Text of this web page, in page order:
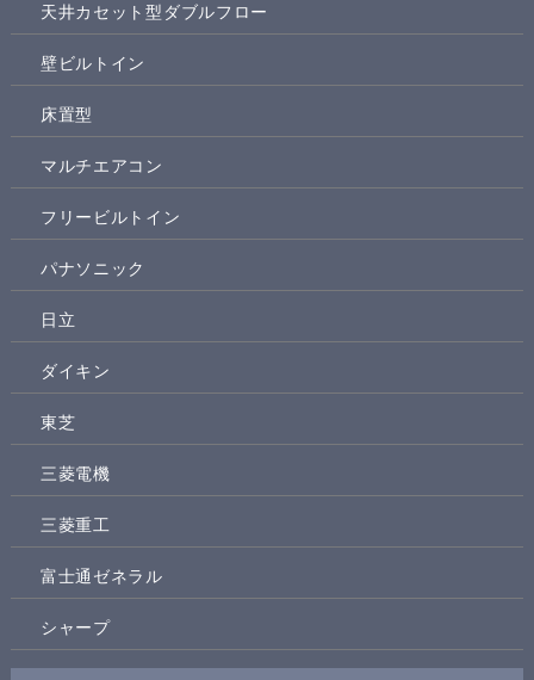
天井カセット型ダブルフロー
壁ビルトイン
床置型
マルチエアコン
フリービルトイン
パナソニック
日立
ダイキン
東芝
三菱電機
三菱重工
富士通ゼネラル
シャープ